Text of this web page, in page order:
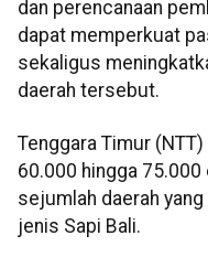
dan perencanaan
dapat memperkuat
sekaligus
daerah tersebut.
Tenggara Timur
60.000 hingga
sejumlah daerah
jenis Sapi Bali.